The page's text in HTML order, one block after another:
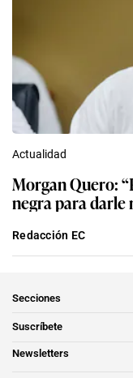
Actualidad
Morgan Quero:
negra para darle
Redacción EC
Secciones
Suscríbete
Newsletters